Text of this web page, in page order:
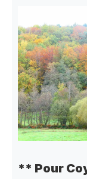
** Pour